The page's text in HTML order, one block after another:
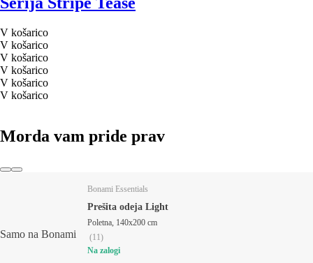
V košarico
V košarico
V košarico
V košarico
V košarico
V košarico
Morda vam pride prav
Samo na Bonami
Bonami Essentials
Prešita odeja Light
Poletna, 140x200 cm
(11)
Na zalogi